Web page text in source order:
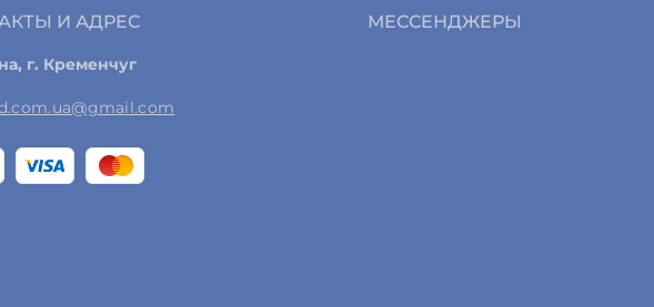
И АДРЕС
г. Кременчуг
МЕССЕНДЖЕРЫ